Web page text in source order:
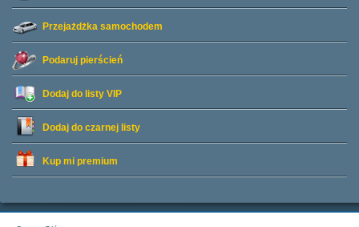
Przejażdżka samochodem
Podaruj pierścień
Dodaj do listy VIP
Dodaj do czarnej listy
Kup mi premium